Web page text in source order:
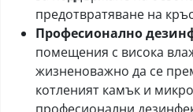
предотвратяване на
Професионално
помещения с висока
жизненоважно да се
котленият камък и